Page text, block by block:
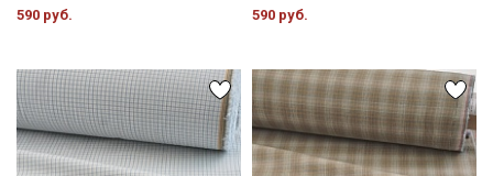
590 руб. 590 руб.